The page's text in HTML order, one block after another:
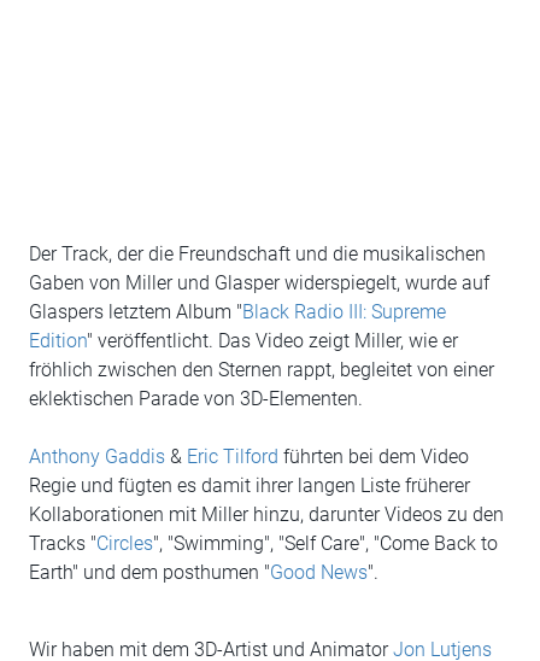
Der Track, der die Freundschaft und die musikalischen
Gaben von Miller und Glasper widerspiegelt, wurde auf
Glaspers letztem Album "Black Radio III: Supreme
Edition" veröffentlicht. Das Video zeigt Miller, wie er
fröhlich zwischen den Sternen rappt, begleitet von einer
eklektischen Parade von 3D-Elementen.
Anthony Gaddis & Eric Tilford führten bei dem Video
Regie und fügten es damit ihrer langen Liste früherer
Kollaborationen mit Miller hinzu, darunter Videos zu den
Tracks "Circles", "Swimming", "Self Care", "Come Back to
Earth" und dem posthumen "Good News".
Wir haben mit dem 3D-Artist und AnimatorJon Lutjens